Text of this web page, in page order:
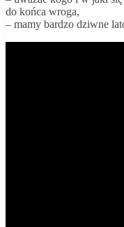
do końca wroga,
– mamy bardzo dziwne